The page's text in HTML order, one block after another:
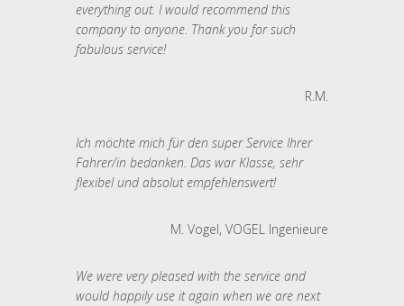
everything out. I would recommend this
company to anyone. Thank you for such
fabulous service!
R.M.
Ich möchte mich für den super Service Ihrer
Fahrer/in bedanken. Das war Klasse, sehr
flexibel und absolut empfehlenswert!
M. Vogel, VOGEL Ingenieure
We were very pleased with the service and
would happily use it again when we are next